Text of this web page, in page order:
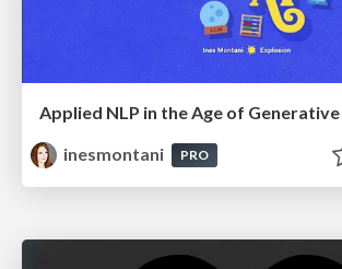
Applied NLP in the Age of Generative
inesmontani
PRO